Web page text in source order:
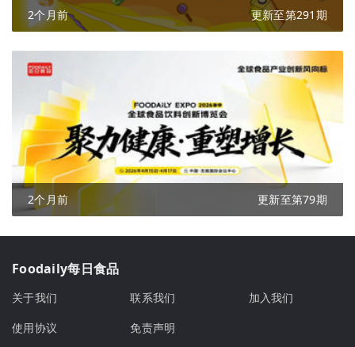
2个月前 更新至第291期
2个月前 更新至第79期
Foodaily每日食品
关于我们 联系我们
加入我们
使用协议
免责声明